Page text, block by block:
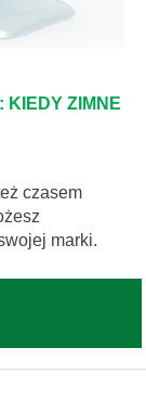
KIEDY ZIMNE
czasem
marki.